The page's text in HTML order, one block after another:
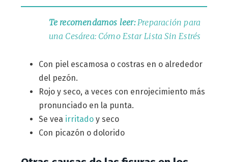
Te recomendamos leer:Preparación para
una Cesárea: Cómo Estar Lista Sin Estrés
Con piel escamosa o costras en o alrededor
del pezón.
Rojo y seco, a veces con enrojecimiento más
pronunciado en la punta.
Se vea irritadoy seco
Con picazón o dolorido